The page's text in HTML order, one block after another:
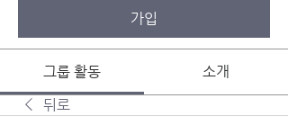
가입
그룹 활동
소개
뒤로